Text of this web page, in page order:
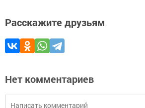
Расскажите друзьям
Нет комментариев